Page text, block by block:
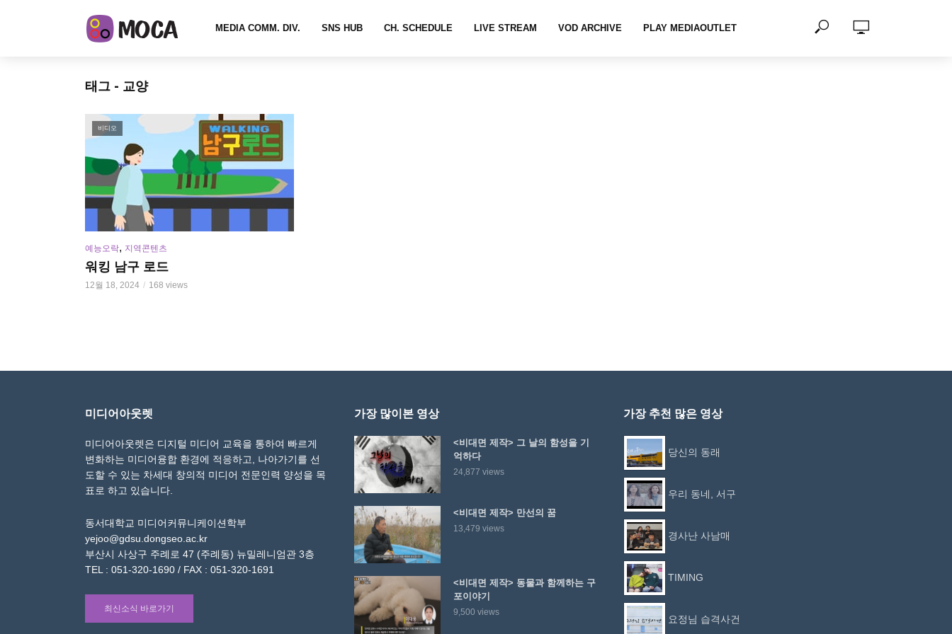
MEDIA COMM. DIV. SNS HUB CH. SCHEDULE LIVE STREAM VOD ARCHIVE PLAY MEDIAOUTLET
태그 - 교양
비디오
예능오락, 지역콘텐츠
워킹 남구 로드
12월 18, 2024 168 views
미디어아웃렛
미디어아웃렛은 디지털 미디어 교육을 통하여 빠르게
변화하는 미디어융합 환경에 적응하고, 나아가기를 선
도할 수 있는 차세대 창의적 미디어 전문인력 양성을 목
표로 하고 있습니다.
동서대학교 미디어커뮤니케이션학부
yejoo@gdsu.dongseo.ac.kr
부산시 사상구 주례로 47 (주례동) 뉴밀레니엄관 3층
TEL : 051-320-1690 / FAX : 051-320-1691
최신소식 바로가기
가장 많이본 영상
<비대면 제작> 그 날의 함성을 기
억하다
24,877 views
<비대면 제작> 만선의 꿈
13,479 views
<비대면 제작> 동물과 함께하는 구
포이야기
9,500 views
가장 추천 많은 영상
당신의 동래
우리 동네, 서구
경사난 사남매
TIMING
요정님 습격사건